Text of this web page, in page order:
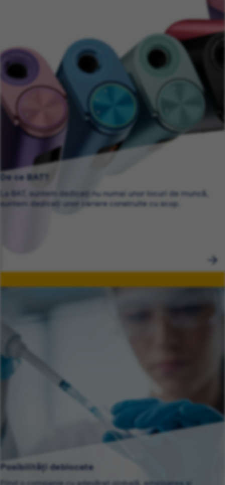
De ce BAT?
La BAT, suntem dedicați nu numai unor locuri de muncă,
suntem dedicați unor cariere construite cu scop.
Posibilități deblocate